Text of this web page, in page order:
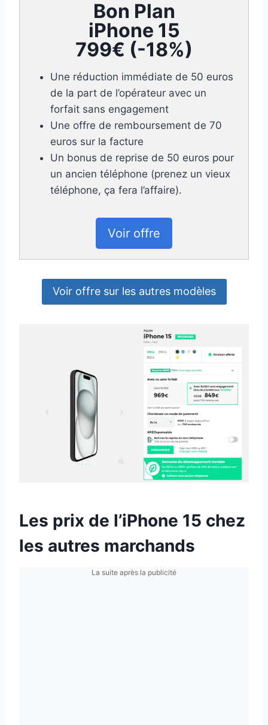
Bon Plan
iPhone 15
799€ (-18%)
Une réduction immédiate de 50 euros
de la part de l’opérateur avec un
forfait sans engagement
Une offre de remboursement de 70
euros sur la facture
Un bonus de reprise de 50 euros pour
un ancien téléphone (prenez un vieux
téléphone, ça fera l’affaire).
Voir offre
Voir offre sur les autres modèles
Les prix de l’iPhone 15 chez
les autres marchands
La suite après la publicité